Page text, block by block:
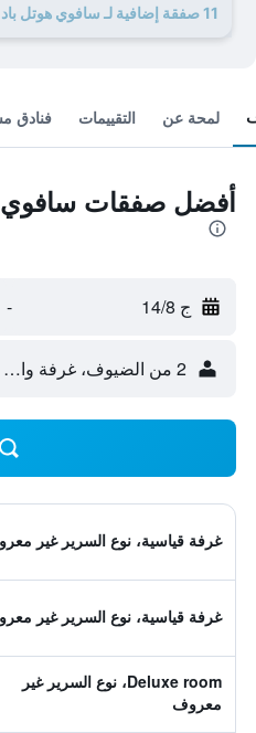
11 صفقة إضافية لـ سافوي هوتل باد ميرجينثايم
لمحة عن التقييمات فنادق
أفضل صفقات سافوي
ج 14/8 -
2 من الضيوف، غرفة واحدة
غرفة قياسية، نوع السرير غير
غرفة قياسية، نوع السرير غير
Deluxe room، نوع السرير غير
معروف